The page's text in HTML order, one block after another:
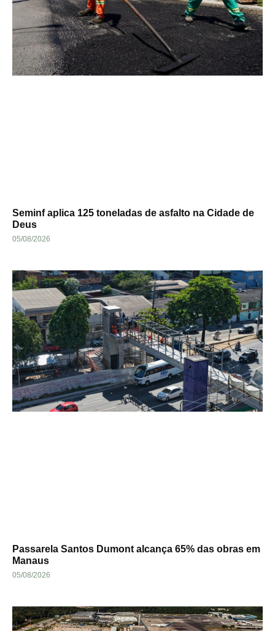
Seminf aplica 125 toneladas de asfalto na Cidade de
Deus
05/08/2026
Passarela Santos Dumont alcança 65% das obras em
Manaus
05/08/2026